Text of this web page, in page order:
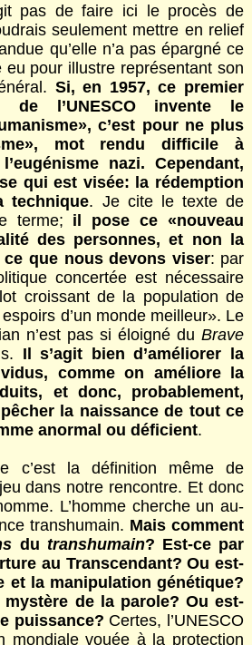
pas de faire ici le procès de
seulement mettre en relief
qu’elle n’a pas épargné ce
eu pour illustre représentant son
Si, en 1957, ce premier
de l’UNESCO invente le
c’est pour ne plus
mot rendu difficile à
nazi. Cependant,
qui est visée: la rédemption
technique. Je cite le texte de
terme; il pose ce «nouveau
des personnes, et non la
que nous devons viser: par
concertée est nécessaire
croissant de la population de
d’un monde meilleur». Le
n’est pas si éloigné duBrave
Il s’agit bien d’améliorer la
comme on améliore la
et donc, probablement,
la naissance de tout ce
anormal ou déficient.
c’est la définition même de
dans notre rencontre. Et donc
L’homme cherche un au-
transhumain. Mais comment
du transhumain? Est-ce par
au Transcendant? Ou est-
et la manipulation génétique?
de la parole? Ou est-
puissance? Certes, l’UNESCO
mondiale vouée à la protection